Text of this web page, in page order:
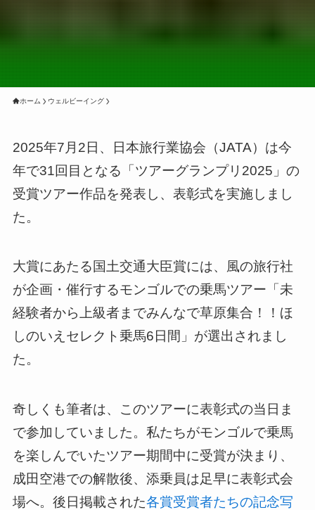
ホーム ウェルビーイング
2025年7月2日、日本旅行業協会（JATA）は今
年で31回目となる「ツアーグランプリ2025」の
受賞ツアー作品を発表し、表彰式を実施しまし
た。
大賞にあたる国土交通大臣賞には、風の旅行社
が企画・催行するモンゴルでの乗馬ツアー「未
経験者から上級者までみんなで草原集合！！ほ
しのいえセレクト乗馬6日間」が選出されまし
た。
奇しくも筆者は、このツアーに表彰式の当日ま
で参加していました。私たちがモンゴルで乗馬
を楽しんでいたツアー期間中に受賞が決まり、
成田空港での解散後、添乗員は足早に表彰式会
場へ。後日掲載された各賞受賞者たちの記念写